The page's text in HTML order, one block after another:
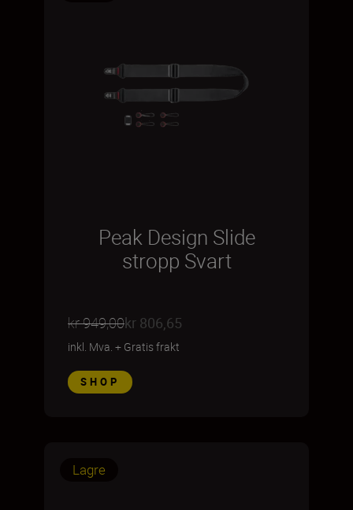
Peak Design Slide
stropp Svart
kr 949,00kr 806,65
inkl. Mva. + Gratis frakt
SHOP
Lagre